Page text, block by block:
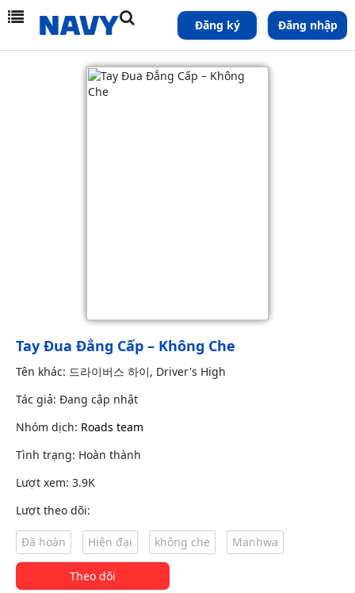
Đăng ký Đăng nhập
Tay Đua Đẳng Cấp – Không Che
Tên khác: 드라이버스 하이, Driver's High
Tác giả: Đang cập nhật
Nhóm dịch: Roads team
Tình trạng: Hoàn thành
Lượt xem: 3.9K
Lượt theo dõi:
Đã hoàn Hiện đại không che Manhwa
Theo dõi